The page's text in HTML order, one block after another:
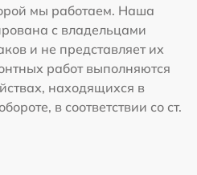
мы работаем. Наша
с владельцами
и не представляет их
работ выполняются
находящихся в
в соответствии со ст.